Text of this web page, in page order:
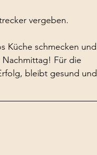
vergeben.
Küche schmecken und
Nachmittag! Für die
bleibt gesund und